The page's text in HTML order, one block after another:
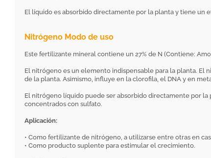
El líquido es absorbido directamente por la planta y tiene un
Nitrógeno Modo de uso
Este fertilizante mineral contiene un 27% de N (Contiene:
El nitrógeno es un elemento indispensable para la planta. El
de la planta. Asimismo, influye en la clorofila, el DNA y en
El nitrógeno líquido puede ser absorbido directamente por
concentrados con sulfato.
Aplicación:
• Como fertilizante de nitrógeno, a utilizarse entre otras en
• Como producto suplente para estimular el crecimiento.